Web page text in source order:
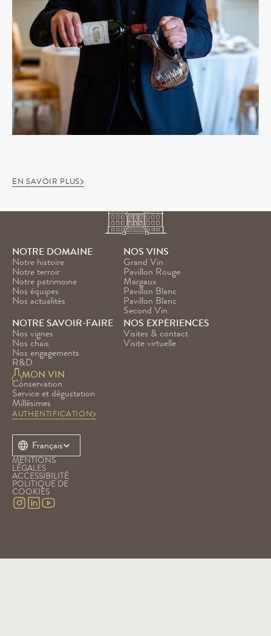
EN SAVOIR PLUS
NOTRE DOMAINE
Notre histoire
Notre terroir
Notre patrimoine
Nos équipes
Nos actualités
NOS VINS
Grand Vin
Pavillon Rouge
Margaux
Pavillon Blanc
Pavillon Blanc
Second Vin
NOTRE SAVOIR-FAIRE
Nos vignes
Nos chais
Nos engagements
R&D
NOS EXPÉRIENCES
Visites & contact
Visite virtuelle
MON VIN
Conservation
Service et dégustation
Millésimes
AUTHENTIFICATION
Select Language
Français
MENTIONS
LÉGALES
ACCESSIBILITÉ
POLITIQUE DE
COOKIES